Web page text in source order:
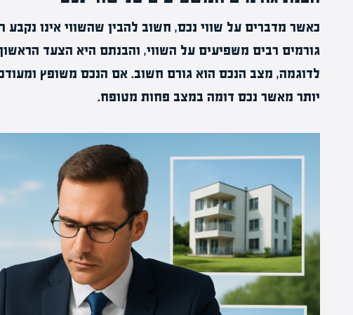
כאשר מדברים על שווי נכס, חשוב להבין שהשווי אינו נקבע
גורמים רבים משפיעים על השווי, והבנתם היא הצעד
לדוגמה, מצב הנכס הוא גורם חשוב. אם הנכס משופץ
יותר מאשר נכס דומה במצב פחות מטופח.